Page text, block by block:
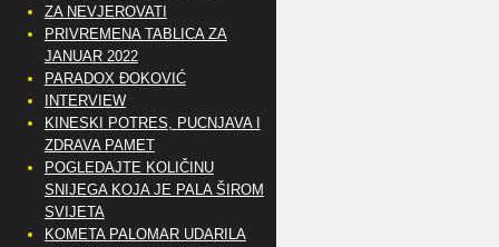
ZA NEVJEROVATI
PRIVREMENA TABLICA ZA
JANUAR 2022
PARADOX ĐOKOVIĆ
INTERVIEW
KINESKI POTRES, PUCNJAVA I
ZDRAVA PAMET
POGLEDAJTE KOLIČINU
SNIJEGA KOJA JE PALA ŠIROM
SVIJETA
KOMETA PALOMAR UDARILA